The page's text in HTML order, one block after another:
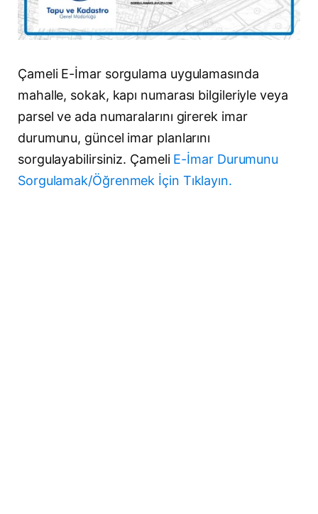
Çameli E-İmar sorgulama uygulamasında
mahalle, sokak, kapı numarası bilgileriyle veya
parsel ve ada numaralarını girerek imar
durumunu, güncel imar planlarını
sorgulayabilirsiniz. ÇameliE-İmar Durumunu
Sorgulamak/Öğrenmek İçin Tıklayın.